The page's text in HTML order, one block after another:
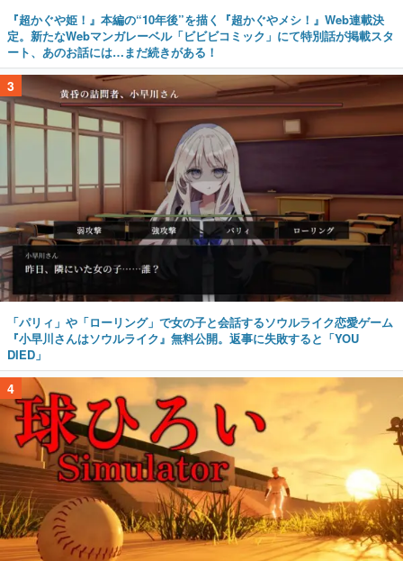
『超かぐや姫！』本編の“10年後”を描く『超かぐやメシ！』Web連載決
定。新たなWebマンガレーベル「ビビビコミック」にて特別話が掲載スタ
ート、あのお話には…まだ続きがある！
3
「パリィ」や「ローリング」で女の子と会話するソウルライク恋愛ゲーム
『小早川さんはソウルライク』無料公開。返事に失敗すると「YOU
DIED」
4